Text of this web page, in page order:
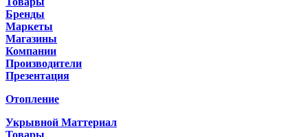
Бренды
Маркеты
Магазины
Компании
Производители
Презентация
Отопление
Укрывной Маттериал
Товары